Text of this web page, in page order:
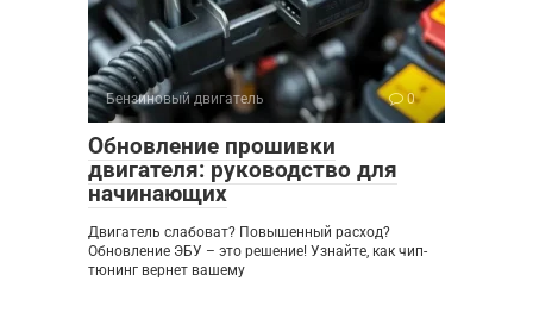
Бензиновый двигатель 0
Обновление прошивки
двигателя: руководство для
начинающих
Двигатель слабоват? Повышенный расход?
Обновление ЭБУ – это решение! Узнайте, как чип-
тюнинг вернет вашему